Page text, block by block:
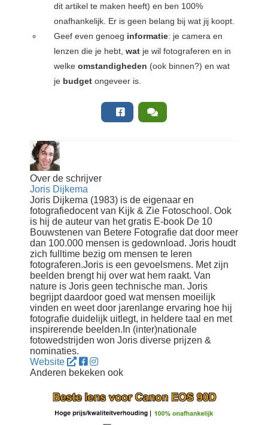
dit artikel te maken heeft) en ben 100%
onafhankelijk. Er is geen belang bij wat jij koopt.
Geef even genoeg informatie: je camera en
lenzen die je hebt,wat je wil fotograferen en in
welke omstandigheden (ook binnen?) en wat
je budget ongeveer is.
Over de schrijver
Joris Dijkema
Joris Dijkema (1983) is de eigenaar en
fotografiedocent van Kijk & Zie Fotoschool. Ook
is hij de auteur van het gratis E-book De 10
Bouwstenen van Betere Fotografie dat door meer
dan 100.000 mensen is gedownload. Joris houdt
zich fulltime bezig om mensen te leren
fotograferen.Joris is een gevoelsmens. Met zijn
beelden brengt hij over wat hem raakt. Van
nature is Joris geen technische man. Joris
begrijpt daardoor goed wat mensen moeilijk
vinden en weet door jarenlange ervaring hoe hij
fotografie duidelijk uitlegt, in heldere taal en met
inspirerende beelden.In (inter)nationale
fotowedstrijden won Joris diverse prijzen &
nominaties.
Website
Anderen bekeken ook